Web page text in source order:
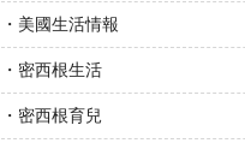
・美國生活情報
・密西根生活
・密西根育兒